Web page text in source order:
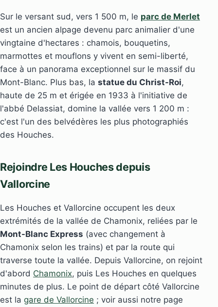
Sur le versant sud, vers 1 500 m, le parc de Merlet
est un ancien alpage devenu parc animalier d'une
vingtaine d'hectares : chamois, bouquetins,
marmottes et mouflons y vivent en semi-liberté,
face à un panorama exceptionnel sur le massif du
Mont-Blanc. Plus bas, la statue du Christ-Roi,
haute de 25 m et érigée en 1933 à l'initiative de
l'abbé Delassiat, domine la vallée vers 1 200 m :
c'est l'un des belvédères les plus photographiés
des Houches.
Rejoindre Les Houches depuis
Vallorcine
Les Houches et Vallorcine occupent les deux
extrémités de la vallée de Chamonix, reliées par le
Mont-Blanc Express (avec changement à
Chamonix selon les trains) et par la route qui
traverse toute la vallée. Depuis Vallorcine, on rejoint
d'abord Chamonix, puis Les Houches en quelques
minutes de plus. Le point de départ côté Vallorcine
est la gare de Vallorcine ; voir aussi notre page